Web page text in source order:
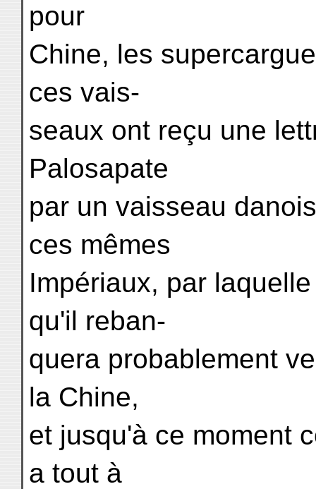
pour
Chine, les
ces vais-
seaux ont reçu une
Palosapate
par un vaisseau
ces mêmes
Impériaux, par
qu'il reban-
quera probablement
la Chine,
et jusqu'à ce moment
a tout à